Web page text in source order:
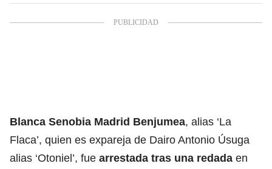
Blanca Senobia Madrid Benjumea, alias ‘La
Flaca’, quien es expareja de Dairo Antonio Úsuga
alias ‘Otoniel’, fue arrestada tras una redada en